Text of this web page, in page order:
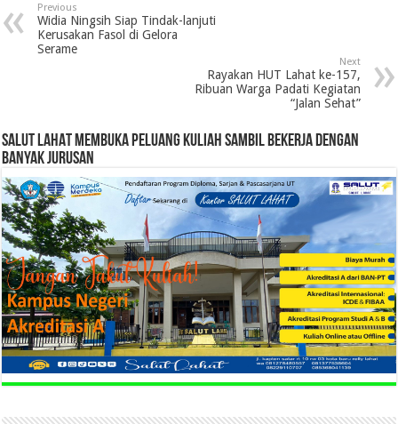
Previous
Widia Ningsih Siap Tindak-lanjuti
Kerusakan Fasol di Gelora
Serame
Next
Rayakan HUT Lahat ke-157,
Ribuan Warga Padati Kegiatan
“Jalan Sehat”
SALUT LAHAT MEMBUKA PELUANG KULIAH SAMBIL BEKERJA DENGAN
BANYAK JURUSAN